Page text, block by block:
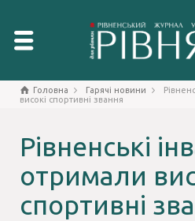
Головна Гарячі новини
високі спортивні звання
Рівненські
отримали
спортивні